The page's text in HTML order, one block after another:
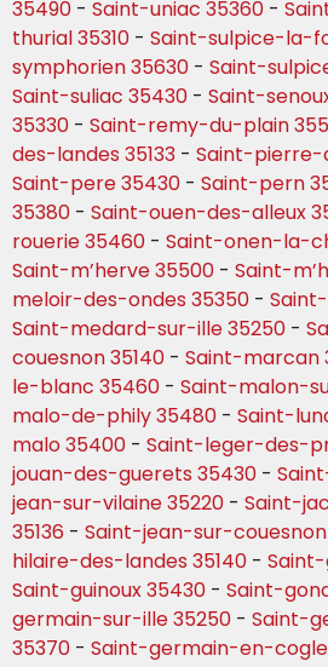
35490 - Saint-uniac 35360 -
thurial 35310 - Saint-sulpice-la-
symphorien 35630 - Saint-
Saint-suliac 35430 - Saint-
35330 - Saint-remy-du-plain
des-landes 35133 - Saint-pierre-
Saint-pere 35430 - Saint-pern
35380 - Saint-ouen-des-alleux
rouerie 35460 - Saint-onen-la-
Saint-m’herve 35500 - Saint-
meloir-des-ondes 35350 -
Saint-medard-sur-ille 35250 -
couesnon 35140 - Saint-marcan
le-blanc 35460 - Saint-malon-
malo-de-phily 35480 - Saint-
malo 35400 - Saint-leger-des-
jouan-des-guerets 35430 -
jean-sur-vilaine 35220 - Saint-
35136 - Saint-jean-sur-couesnon
hilaire-des-landes 35140 -
Saint-guinoux 35430 - Saint-
germain-sur-ille 35250 - Saint-
35370 - Saint-germain-en-